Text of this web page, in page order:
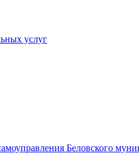
услуг
Беловского